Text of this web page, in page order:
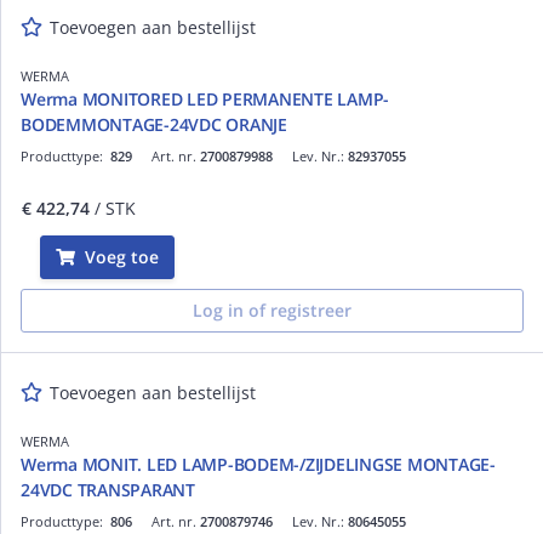
Toevoegen aan bestellijst
WERMA
Werma MONITORED LED PERMANENTE LAMP-
BODEMMONTAGE-24VDC ORANJE
Art. nr. 2700879988
Producttype: 829 Lev. Nr.: 82937055
€ 422,74 / STK
Voeg toe
Log in of registreer
Toevoegen aan bestellijst
WERMA
Werma MONIT. LED LAMP-BODEM-/ZIJDELINGSE MONTAGE-
24VDC TRANSPARANT
Art. nr. 2700879746
Producttype: 806 Lev. Nr.: 80645055